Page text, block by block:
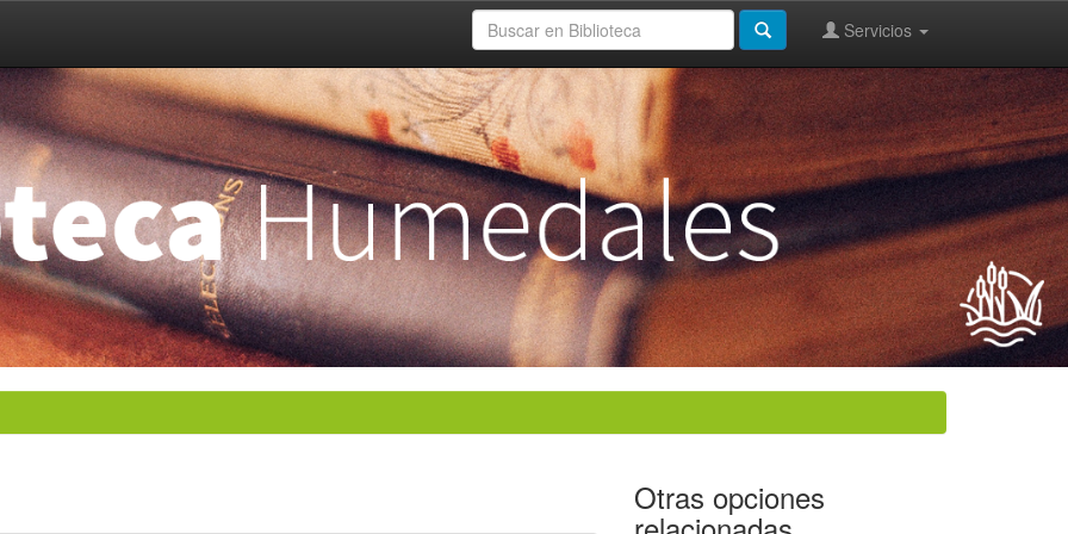
Servicios
Otras opciones